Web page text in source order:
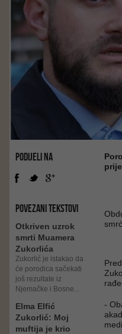
PODIJELI NA
POVEZANI TEKSTOVI
Otkriven uzrok
smrti Muamera
Zukorlića
Zukorlić je istakao da
će porodica sačekati
još rezultate iz
Njemačke i Bosne...
Elma Elfić
Zukorlić: Moj
muftija je krio
-